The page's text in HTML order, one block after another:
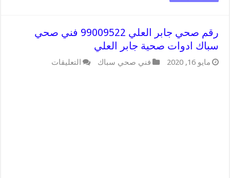
رقم صحي جابر العلي 99009522 فني صحي
سباك ادوات صحية جابر العلي
مايو 16, 2020 فني صحي سباك التعليقات